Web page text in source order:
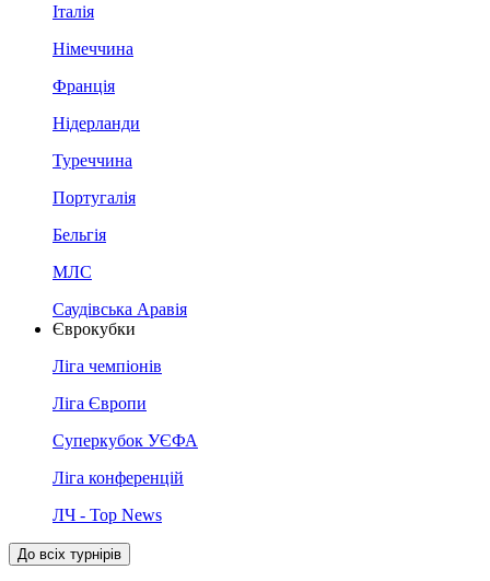
Італія
Німеччина
Франція
Нідерланди
Туреччина
Португалія
Бельгія
МЛС
Саудівська Аравія
Єврокубки
Ліга чемпіонів
Ліга Європи
Суперкубок УЄФА
Ліга конференцій
ЛЧ - Top News
До всіх турнірів